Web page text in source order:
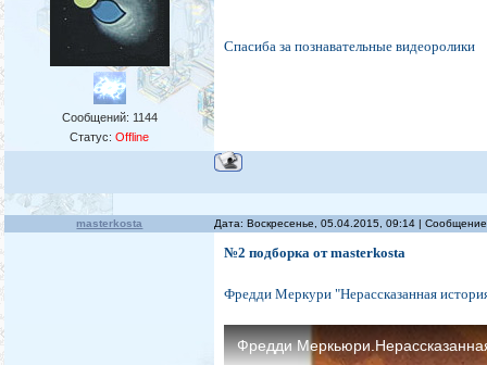
Сообщений: 1144
Статус:Offline
Спасиба за познавательные видеоролики
masterkosta Дата: Воскресенье, 05.04.2015, 09:14 |
№2 подборка от masterkosta
Фредди Меркури "Нерассказанная